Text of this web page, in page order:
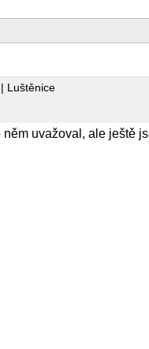
Luštěnice
něm uvažoval, ale ještě